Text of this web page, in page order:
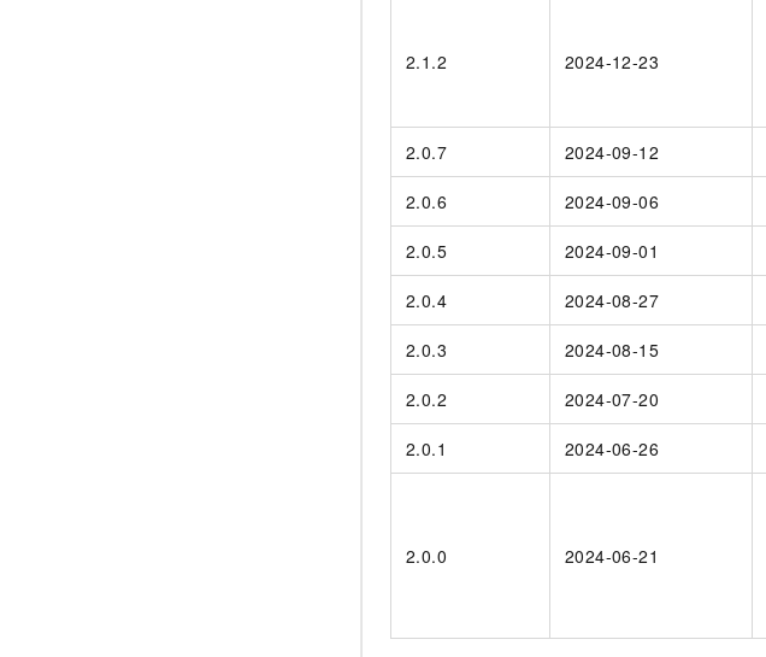
2.1.2 2024-12-23
2.0.7 2024-09-12
2.0.6 2024-09-06
2.0.5 2024-09-01
2.0.4 2024-08-27
2.0.3 2024-08-15
2.0.2 2024-07-20
2.0.1 2024-06-26
2.0.0 2024-06-21